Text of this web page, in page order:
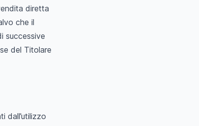
diretta
che il
successive
del Titolare
dall’utilizzo